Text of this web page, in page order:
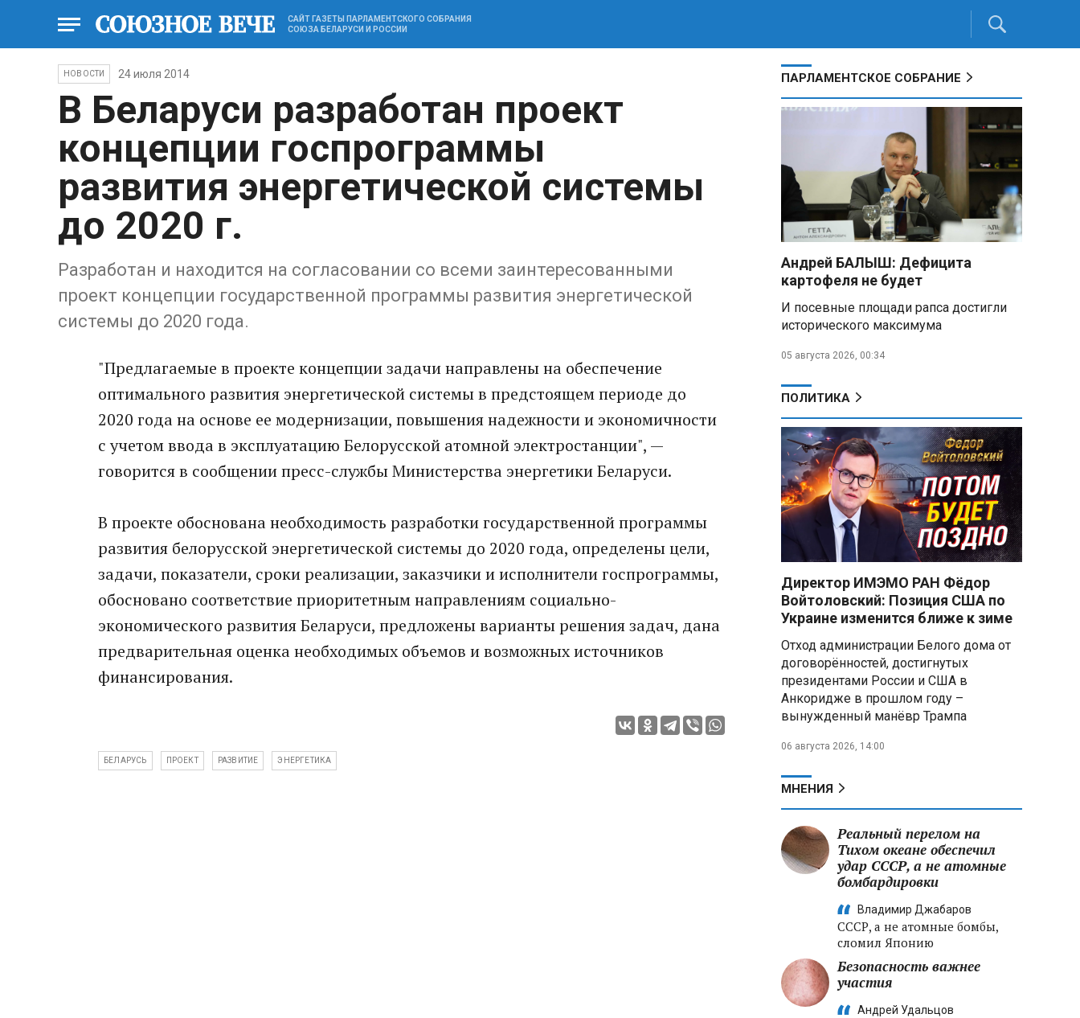
САЙТ ГАЗЕТЫ ПАРЛАМЕНТСКОГО СОБРАНИЯ
СОЮЗА БЕЛАРУСИ И РОССИИ
НОВОСТИ 24 июля 2014
В Беларуси разработан проект
концепции госпрограммы
развития энергетической системы
до 2020 г.
Разработан и находится на согласовании со всеми заинтересованными
проект концепции государственной программы развития энергетической
системы до 2020 года.
"Предлагаемые в проекте концепции задачи направлены на обеспечение
оптимального развития энергетической системы в предстоящем периоде до
2020 года на основе ее модернизации, повышения надежности и экономичности
с учетом ввода в эксплуатацию Белорусской атомной электростанции", —
говорится в сообщении пресс-службы Министерства энергетики Беларуси.
В проекте обоснована необходимость разработки государственной программы
развития белорусской энергетической системы до 2020 года, определены цели,
задачи, показатели, сроки реализации, заказчики и исполнители госпрограммы,
обосновано соответствие приоритетным направлениям социально-
экономического развития Беларуси, предложены варианты решения задач, дана
предварительная оценка необходимых объемов и возможных источников
финансирования.
БЕЛАРУСЬ ПРОЕКТ РАЗВИТИЕ ЭНЕРГЕТИКА
ПАРЛАМЕНТСКОЕ СОБРАНИЕ
Андрей БАЛЫШ: Дефицита
картофеля не будет
И посевные площади рапса достигли
исторического максимума
05 августа 2026, 00:34
ПОЛИТИКА
Директор ИМЭМО РАН Фёдор
Войтоловский: Позиция США по
Украине изменится ближе к зиме
Отход администрации Белого дома от
договорённостей, достигнутых
президентами России и США в
Анкоридже в прошлом году –
вынужденный манёвр Трампа
06 августа 2026, 14:00
МНЕНИЯ
Реальный перелом на
Тихом океане обеспечил
удар СССР, а не атомные
бомбардировки
Владимир Джабаров
СССР, а не атомные бомбы,
сломил Японию
Безопасность важнее
участия
Андрей Удальцов